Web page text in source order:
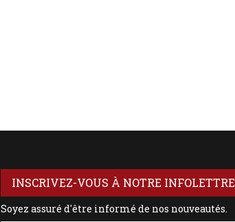
INSCRIVEZ-VOUS À NOTRE INFOLETTRE
Soyez assuré d'être informé de nos nouveautés.